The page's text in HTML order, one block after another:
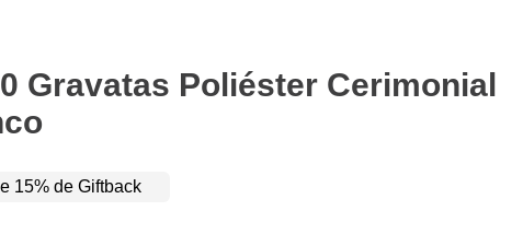
Gravatas Poliéster Cerimonial
15% de Giftback